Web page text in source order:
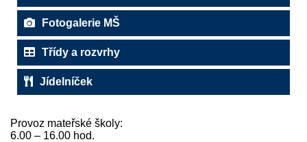
Fotogalerie MŠ
Třídy a rozvrhy
Jídelníček
Provoz mateřské školy:
6.00 – 16.00 hod.